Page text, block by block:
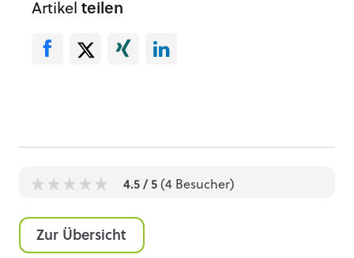
Artikel teilen
4.5 / 5 (4 Besucher)
Zur Übersicht